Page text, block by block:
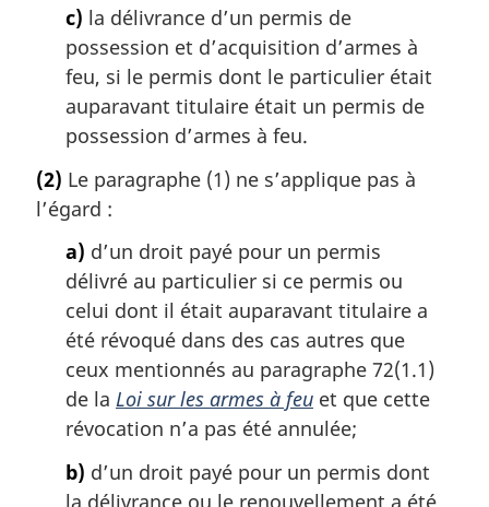
e
p
c) la délivrance d’un permis de
possession et d’acquisition d’armes à
feu, si le permis dont le particulier était
auparavant titulaire était un permis de
possession d’armes à feu.
(2) Le paragraphe (1) ne s’applique pas à
l’égard :
a) d’un droit payé pour un permis
délivré au particulier si ce permis ou
celui dont il était auparavant titulaire a
été révoqué dans des cas autres que
ceux mentionnés au paragraphe 72(1.1)
de la Loi sur les armes à feu et que cette
révocation n’a pas été annulée;
b) d’un droit payé pour un permis dont
la délivrance ou le renouvellement a été